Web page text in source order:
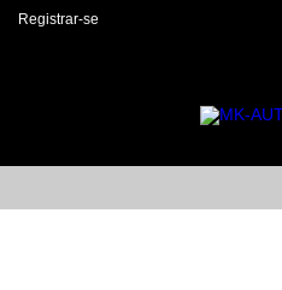
Registrar-se